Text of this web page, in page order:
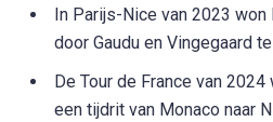
In Parijs-Nice van 2023
door Gaudu en Vingegaard
De Tour de France van
een tijdrit van Monaco naar